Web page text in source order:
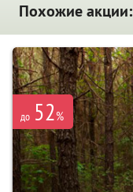
Похожие акции:
до 52%